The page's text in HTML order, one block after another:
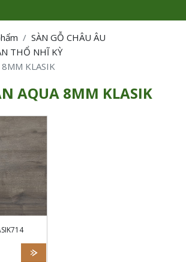
SÀN GỖ CHÂU ÂU
THỔ NHĨ KỲ
8MM KLASIK
AQUA 8MM KLASIK